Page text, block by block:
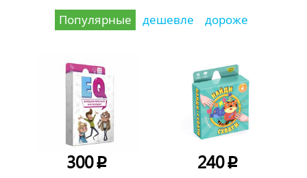
Популярные дешевле дороже
300p 240p